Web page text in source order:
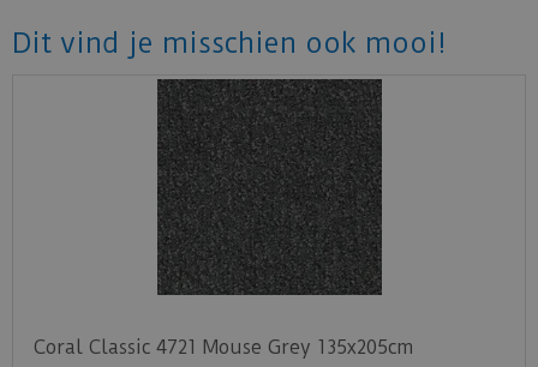
onderhoudskosten verlaagt.
Per meter is een afwijking van maximaal 1 cm
Dit vind je misschien ook mooi!
Coral Classic 4721 Mouse Grey 135x205cm